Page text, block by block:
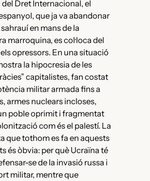
Dret Internacional, el
que ja va abandonar
en mans de la
marroquina, es col·loca del
opressors. En una situació
la hipocresia de les
capitalistes, fan costat
militar armada fins a
armes nuclears incloses,
poble oprimit i fragmentat
com és el palestí. La
que tothom es fa en aquests
és òbvia: per què Ucraïna té
se de la invasió russa i
militar, mentre que